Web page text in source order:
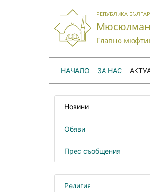
РЕПУБЛИКА
Главно
НАЧАЛО ЗА НАС
Новини
Обяви
Прес съобщения
Религия